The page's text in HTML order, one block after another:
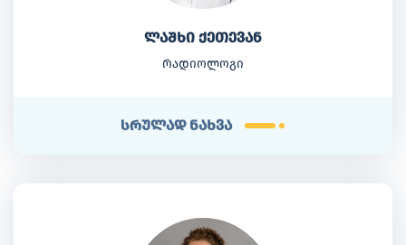
ლაშხი ქეთევან
რადიოლოგი
სრულად ნახვა